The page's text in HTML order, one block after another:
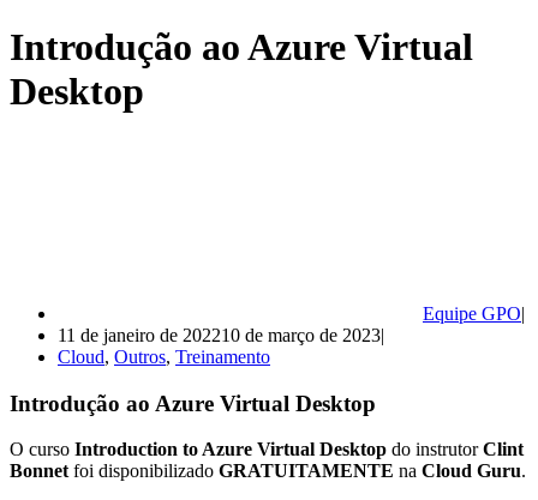
Introdução ao Azure Virtual
Desktop
Equipe GPO
11 de janeiro de 202210 de março de 2023
Cloud, Outros, Treinamento
Introdução ao Azure Virtual Desktop
O curso Introduction to Azure Virtual Desktop do instrutorClint
Bonnet foi disponibilizado GRATUITAMENTE na Cloud Guru.